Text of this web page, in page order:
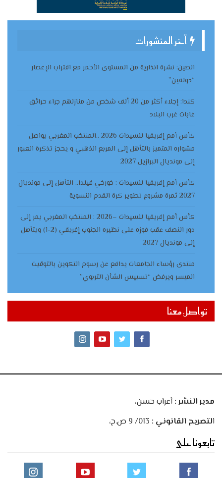
آخر المنشورات
الصين: نشرة انذارية من المستوى الأحمر مع اقتراب الإعصار
“دولفين”
كندا: إجلاء أكثر من 20 ألف شخص من منازلهم جراء حرائق
غابات غرب البلاد
كأس أمم إفريقيا للسيدات 2026 ..المنتخب المغربي يواصل
مشواره المتميز بالتأهل إلى المربع الذهبي و يحجز تذكرة العبور
إلى مونديال البرازيل 2027
كأس أمم إفريقيا للسيدات : خورخي فيلدا.. التأهل إلى مونديال
2027 ثمرة مشروع تطوير كرة القدم النسوية
كأس أمم إفريقيا للسيدات –2026 : المنتخب المغربي يمر إلى
دور النصف عقب فوزه على نظيره الجنوب إفريقي (2-1) ويتأهل
إلى مونديال 2027
منتدى رؤساء الجامعات يدافع عن رسوم التكوين بالتوقيت
الميسر ويرفض “تسييس الشأن التربوي”
تواصل معنا
مدير النشر :أعراب حسن،
التصريح القانوني :
تابعونا على